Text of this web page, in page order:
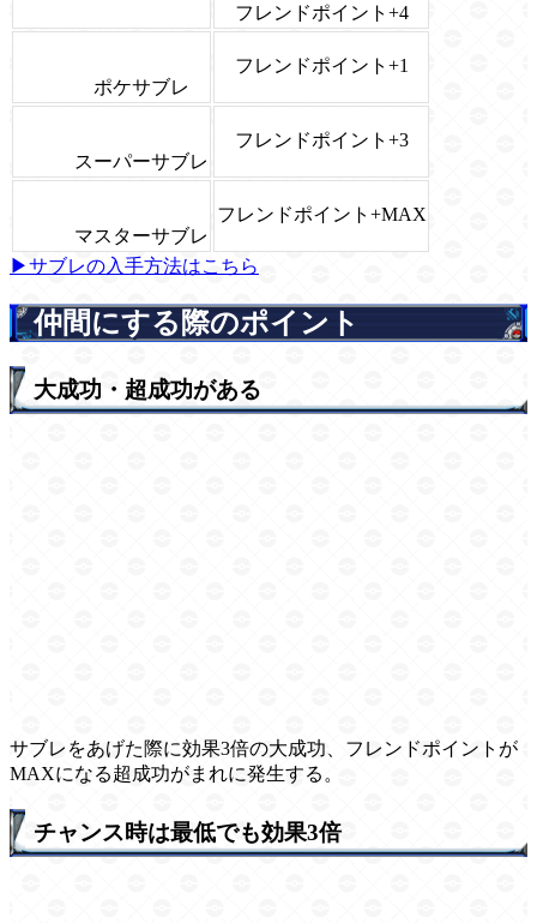
フレンドポイント+4
ポケサブレ
フレンドポイント+1
スーパーサブレ
フレンドポイント+3
マスターサブレ
フレンドポイント+MAX
▶サブレの入手方法はこちら
仲間にする際のポイント
大成功・超成功がある
サブレをあげた際に効果3倍の大成功、フレンドポイントが
MAXになる超成功がまれに発生する。
チャンス時は最低でも効果3倍